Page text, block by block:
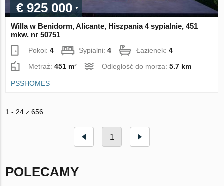
€ 925 000
Willa w Benidorm, Alicante, Hiszpania 4 sypialnie, 451
mkw. nr 50751
Pokoi:4 Sypialni:4 Łazienek:4
Metraż:451 m² Odległość do morza:5.7 km
PSSHOMES
1 - 24 z 656
1
POLECAMY